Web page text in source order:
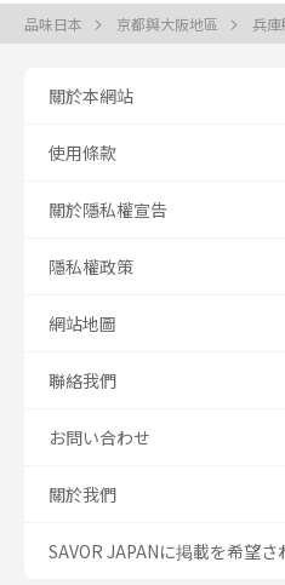
品味日本 京都與大阪地區 兵庫
關於本網站
使用條款
關於隱私權宣告
隱私權政策
網站地圖
聯絡我們
お問い合わせ
關於我們
SAVOR JAPANに掲載を希望